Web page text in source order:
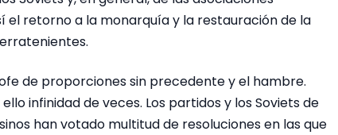
el retorno a la monarquía y la restauración de la
de proporciones sin precedente y el hambre.
infinidad de veces. Los partidos y los Soviets de
han votado multitud de resoluciones en las que